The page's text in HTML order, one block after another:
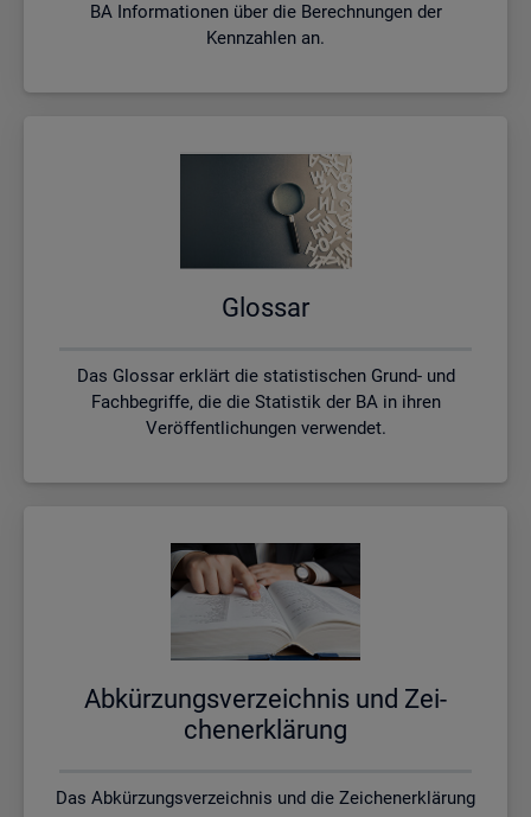
BA Informationen über die Berechnungen der
Kennzahlen an.
Glos­sar
Das Glossar erklärt die statistischen Grund- und
Fachbegriffe, die die Statistik der BA in ihren
Veröffentlichungen verwendet.
Ab­kür­zungs­ver­zeich­nis und Zei­
chen­er­klä­rung
Das Abkürzungsverzeichnis und die Zeichenerklärung